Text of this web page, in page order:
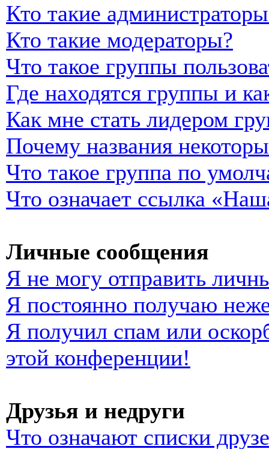
Кто такие
Кто такие модераторы?
Что такое группы
Где находятся группы и
Как мне стать лидером
Почему названия
Что такое группа по
Что означает ссылка
Личные сообщения
Я не могу отправить
Я постоянно получаю
Я получил спам или
этой конференции!
Друзья и недруги
Что означают списки